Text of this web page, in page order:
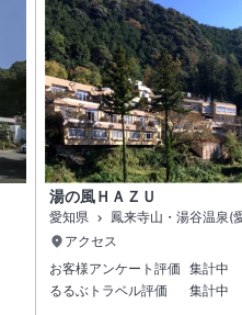
湯の風ＨＡＺＵ
愛知県
鳳来寺山・湯谷温泉(
アクセス
お客様アンケート評価 集計中
るるぶトラベル評価
集計中